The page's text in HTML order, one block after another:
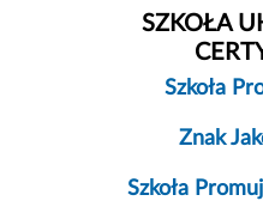
SZKOŁA
Szkoła
Znak
Szkoła